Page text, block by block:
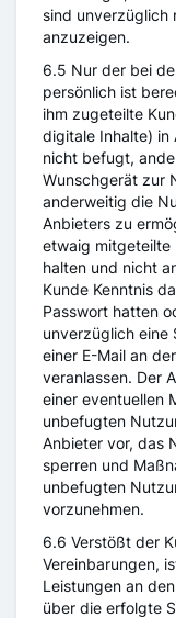
sind unverzüglich
anzuzeigen.
6.5 Nur der bei
persönlich ist
ihm zugeteilte
digitale Inhalte) in
nicht befugt,
Wunschgerät zur
anderweitig die
Anbieters zu
etwaig mitgeteilte
halten und nicht
Kunde Kenntnis
Passwort hatten
unverzüglich eine
einer E-Mail an
veranlassen. Der
einer eventuellen
unbefugten
Anbieter vor, das
sperren und
unbefugten
vorzunehmen.
6.6 Verstößt der
Vereinbarungen,
Leistungen an
über die erfolgte